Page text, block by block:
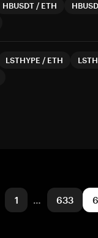
HBUSDT / ETH
LSTHYPE / ETH
1 … 633